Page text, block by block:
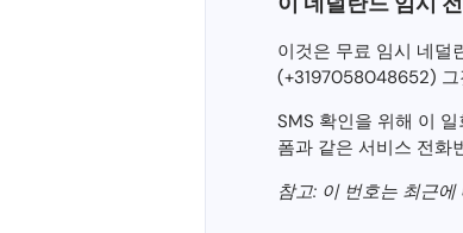
이것은 무료 임시 네덜
(+3197058048652) 그
SMS 확인을 위해 이
폼과 같은 서비스 전화
참고: 이 번호는 최근